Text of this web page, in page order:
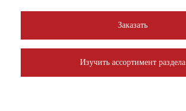
Заказать
Изучить ассортимент раздела